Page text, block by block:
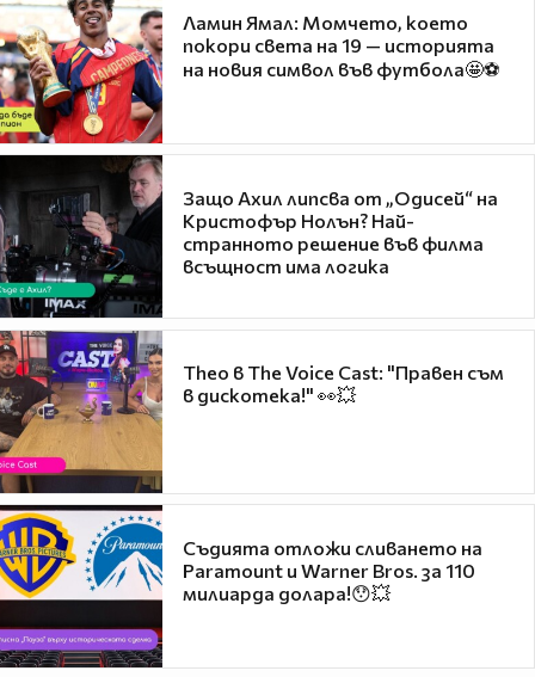
Ламин Ямал: Момчето, което
покори света на 19 — историята
на новия символ във футбола🤩⚽
Защо Ахил липсва от „Одисей“ на
Кристофър Нолън? Най-
странното решение във филма
всъщност има логика
Theo в The Voice Cast: "Правен съм
в дискотека!" 👀💥
Съдията отложи сливането на
Paramount и Warner Bros. за 110
милиарда долара!😯💥